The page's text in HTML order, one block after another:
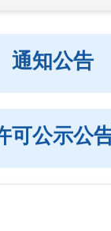
通知公告
可公示公